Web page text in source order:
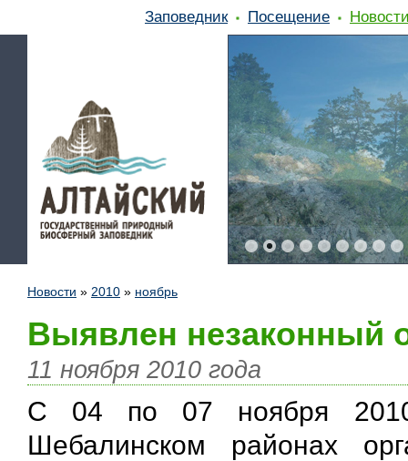
Заповедник Посещение
Новости » 2010 » ноябрь
Выявлен незаконный
11 ноября 2010 года
С 04 по 07 ноября
Шебалинском районах